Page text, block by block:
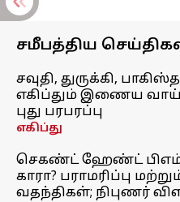
சமீபத்திய
சவுதி, துருக்கி,
எகிப்தும் இணைய
புது பரபரப்பு
எகிப்து
செகண்ட் ஹேண்ட்
காரா? பராமரிப்பு
வதந்திகள்; நிபுணர்